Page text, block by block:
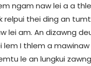
ngam naw lei a a
relpui thei ding an
lei am. An dizawng
lem I thlem a
le an lungkui